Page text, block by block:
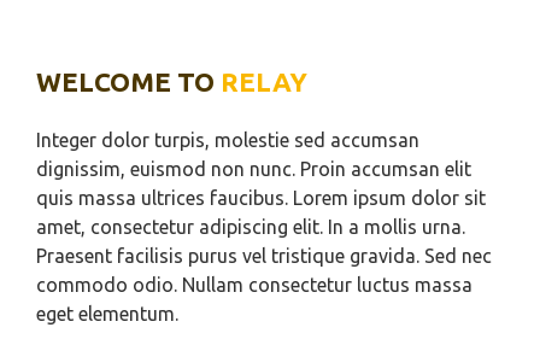
WELCOME TO RELAY
Integer dolor turpis, molestie sed accumsan
dignissim, euismod non nunc. Proin accumsan elit
quis massa ultrices faucibus. Lorem ipsum dolor sit
amet, consectetur adipiscing elit. In a mollis urna.
Praesent facilisis purus vel tristique gravida. Sed nec
commodo odio. Nullam consectetur luctus massa
eget elementum.